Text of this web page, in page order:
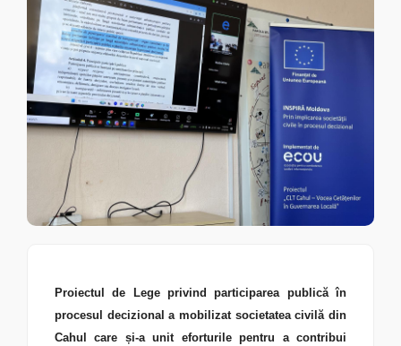
Proiectul de Lege privind participarea publică în
procesul decizional a mobilizat societatea civilă din
Cahul care și-a unit eforturile pentru a contribui